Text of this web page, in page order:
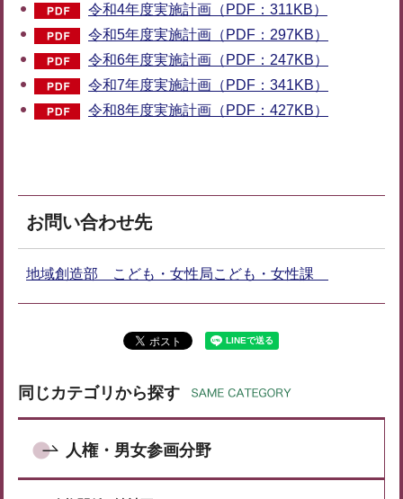
令和4年度実施計画（PDF：311KB）
令和5年度実施計画（PDF：297KB）
令和6年度実施計画（PDF：247KB）
令和7年度実施計画（PDF：341KB）
令和8年度実施計画（PDF：427KB）
お問い合わせ先
地域創造部 こども・女性局こども・女性課
同じカテゴリから探す
人権・男女参画分野